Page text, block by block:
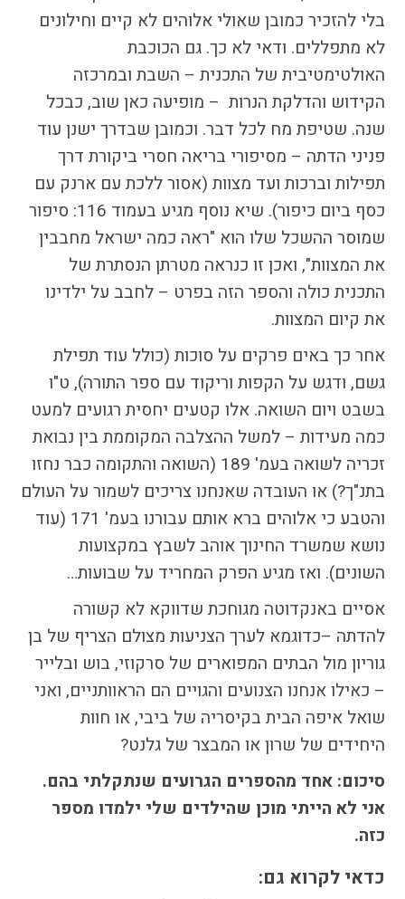
בלי להזכיר כמובן שאולי אלוהים לא קיים וחילונים
לא מתפללים. ודאי לא כך. גם הכוכבת
האולטימטיבית של התכנית – השבת ובמרכזה
הקידוש והדלקת הנרות – מופיעה כאן שוב, כבכל
שנה. שטיפת מח לכל דבר. וכמובן שבדרך ישנן עוד
פניני הדתה – מסיפורי בריאה חסרי ביקורת דרך
תפילות וברכות ועד מצוות (אסור ללכת עם ארנק עם
כסף ביום כיפור). שיא נוסף מגיע בעמוד 116: סיפור
שמוסר ההשכל שלו הוא "ראה כמה ישראל מחבבין
את המצוות", ואכן זו כנראה מטרתן הנסתרת של
התכנית כולה והספר הזה בפרט – לחבב על ילדינו
את קיום המצוות.
אחר כך באים פרקים על סוכות (כולל עוד תפילת
גשם, ודגש על הקפות וריקוד עם ספר התורה), ט"ו
בשבט ויום השואה. אלו קטעים יחסית רגועים למעט
כמה מעידות – למשל ההצלבה המקוממת בין נבואת
זכריה לשואה בעמ' 189 (השואה והתקומה כבר נחזו
בתנ"ך?) או העובדה שאנחנו צריכים לשמור על העולם
והטבע כי אלוהים ברא אותם עבורנו בעמ' 171 (עוד
נושא שמשרד החינוך אוהב לשבץ במקצועות
השונים). ואז מגיע הפרק המחריד על שבועות…
אסיים באנקדוטה מגוחכת שדווקא לא קשורה
להדתה –כדוגמא לערך הצניעות מצולם הצריף של בן
גוריון מול הבתים המפוארים של סרקוזי, בוש ובלייר
– כאילו אנחנו הצנועים והגויים הם הראוותניים, ואני
שואל איפה הבית בקיסריה של ביבי, או חוות
היחידים של שרון או המבצר של גלנט?
סיכום: אחד מהספרים הגרועים שנתקלתי בהם.
אני לא הייתי מוכן שהילדים שלי ילמדו מספר
כזה.
כדאי לקרוא גם: